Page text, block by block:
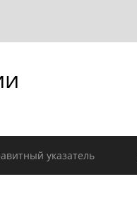
указатель